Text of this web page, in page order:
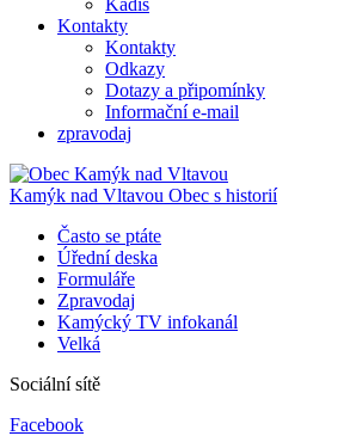
Kadis
Kontakty
Kontakty
Odkazy
Dotazy a připomínky
Informační e-mail
zpravodaj
Kamýk nad Vltavou Obec s historií
Často se ptáte
Úřední deska
Formuláře
Zpravodaj
Kamýcký TV infokanál
Velká
Sociální sítě
Facebook